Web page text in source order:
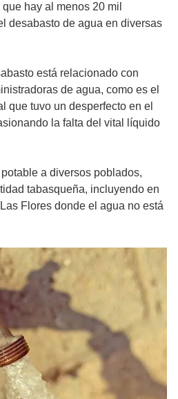
hay al menos 20 mil
desabasto de agua en diversas
está relacionado con
de agua, como es el
que tuvo un desperfecto en el
la falta del vital líquido
a diversos poblados,
tabasqueña, incluyendo en
Flores donde el agua no está